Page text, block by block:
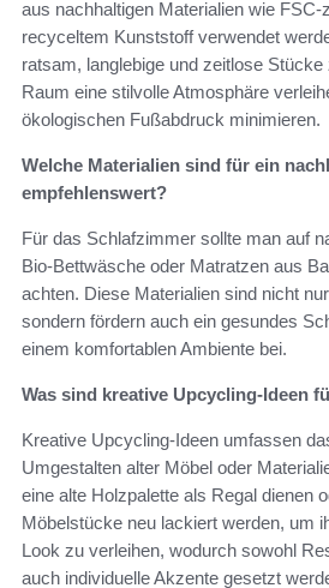
aus nachhaltigen Materialien wie
recyceltem Kunststoff verwendet
ratsam, langlebige und zeitlose
Raum eine stilvolle Atmosphäre
ökologischen Fußabdruck minimieren.
Welche Materialien sind für ein
empfehlenswert?
Für das Schlafzimmer sollte man auf
Bio-Bettwäsche oder Matratzen aus
achten. Diese Materialien sind nicht
sondern fördern auch ein gesundes
einem komfortablen Ambiente bei.
Was sind kreative Upcycling-Ideen
Kreative Upcycling-Ideen umfassen
Umgestalten alter Möbel oder
eine alte Holzpalette als Regal dienen
Möbelstücke neu lackiert werden, um
Look zu verleihen, wodurch sowohl
auch individuelle Akzente gesetzt